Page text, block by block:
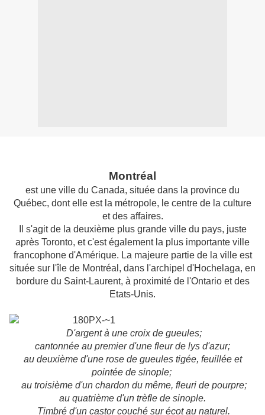
Montréal
est une ville du Canada, située dans la province du
Québec, dont elle est la métropole, le centre de la culture
et des affaires.
Il s'agit de la deuxième plus grande ville du pays, juste
après Toronto, et c'est également la plus importante ville
francophone d'Amérique. La majeure partie de la ville est
située sur l'île de Montréal, dans l'archipel d'Hochelaga, en
bordure du Saint-Laurent, à proximité de l'Ontario et des
Etats-Unis.
D'argent à une croix de gueules;
cantonnée au premier d'une fleur de lys d'azur;
au deuxième d'une rose de gueules tigée, feuillée et
pointée de sinople;
au troisième d'un chardon du même, fleuri de pourpre;
au quatrième d'un trèfle de sinople.
Timbré d'un castor couché sur écot au naturel.